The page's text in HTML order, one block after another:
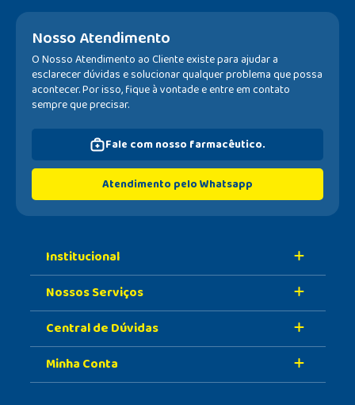
Nosso Atendimento
O Nosso Atendimento ao Cliente existe para ajudar a
esclarecer dúvidas e solucionar qualquer problema que possa
acontecer. Por isso, fique à vontade e entre em contato
sempre que precisar.
Fale com nosso farmacêutico.
Atendimento pelo Whatsapp
Institucional
Sobre A Nossa Drogaria
Nossa História
Nossas Lojas
Nossos Serviços
Retire Na Loja
Vacinas
Central de Dúvidas
Formas de Pagamento
Minha Conta